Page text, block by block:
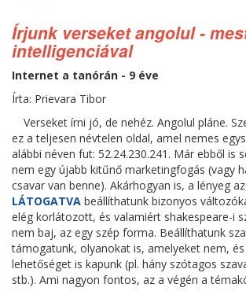
Írjunk verseket angolul -
intelligenciával
Internet a tanórán - 9 éve
Írta: Prievara Tibor
Verseket írni jó, de nehéz. Angolul pláne.
ez a teljesen névtelen oldal, amel nemes
alábbi néven fut: 52.24.230.241. Már ebből is
nem egy újabb kitűnő marketingfogás (vagy
csavar van benne). Akárhogyan is, a lényeg
LÁTOGATVA beállíthatunk bizonyos
elég korlátozott, és valamiért shakespeare-i
nem baj, az egy szép forma. Beállíthatunk
támogatunk, olyanokat is, amelyeket nem,
lehetőséget is kapunk (pl. hány szótagos
stb.). Ami nagyon fontos, az a végén a